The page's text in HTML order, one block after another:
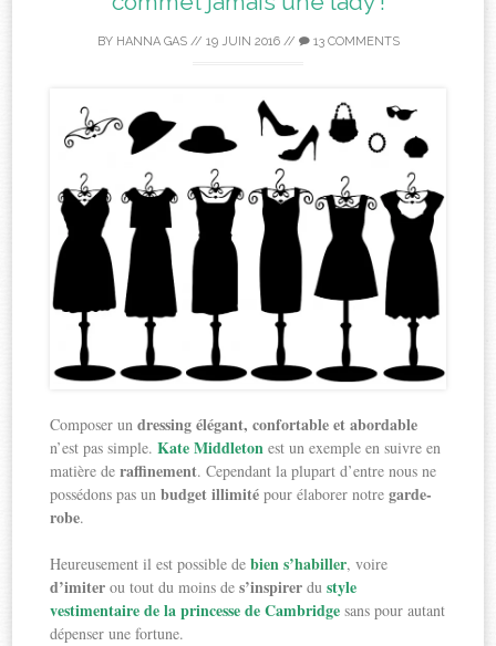
BY HANNA GAS// 19 JUIN 2016// 13 COMMENTS
Composer undressing élégant, confortable et abordable
n’est pas simple.Kate Middleton est un exemple en suivre en
matière deraffinement. Cependant la plupart d’entre nous ne
possédons pas unbudget illimité pour élaborer notregarde-
robe.
Heureusement il est possible debien s’habiller, voire
d’imiter ou tout du moins des’inspirer dustyle
vestimentaire de la princesse de Cambridge sans pour autant
dépenser une fortune.